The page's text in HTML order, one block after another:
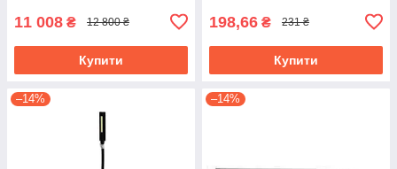
11 008 ₴ 12 800 ₴
Купити
198,66 ₴ 231 ₴
Купити
–14% –14%